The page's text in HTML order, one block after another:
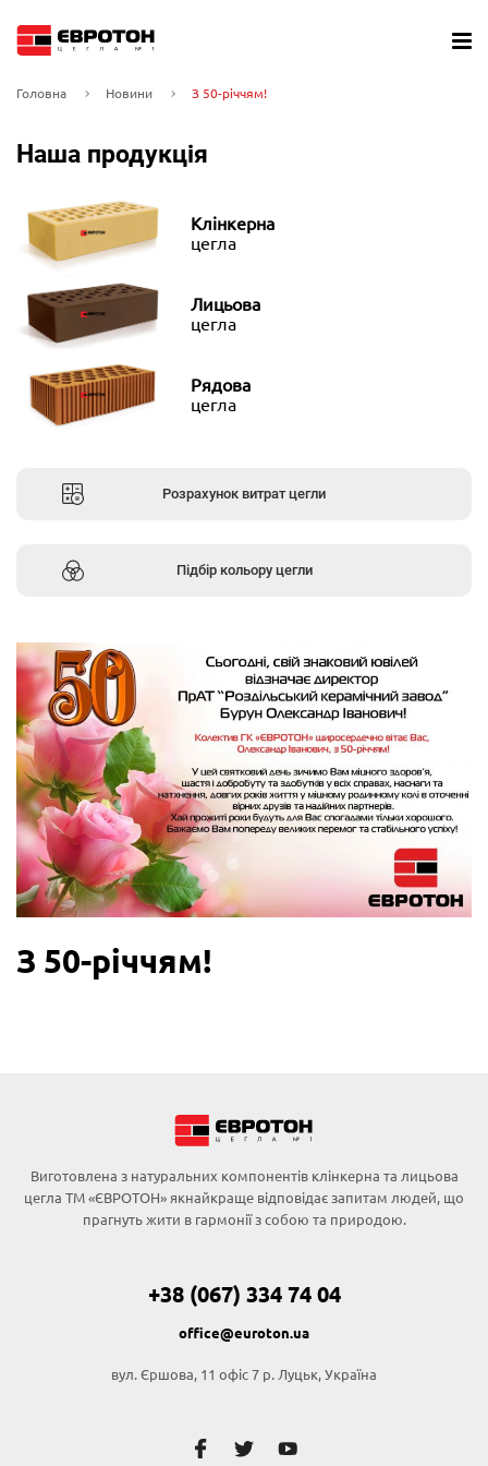
Головна Новини З 50-річчям!
З 50-річчям!
Наша продукція
Клінкерна
цегла
Лицьова
цегла
Рядова
цегла
Розрахунок витрат цегли
Підбір кольору цегли
Виготовлена з натуральних компонентів клінкерна та лицьова
цегла ТМ «ЄВРОТОН» якнайкраще відповідає запитам людей, що
прагнуть жити в гармонії з собою та природою.
+38 (067) 334 74 04
office@euroton.ua
вул. Єршова, 11 офіс 7 р. Луцьк, Україна